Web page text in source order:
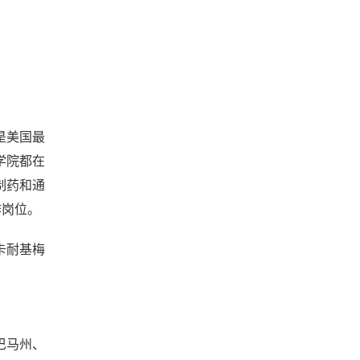
美国最
院都在
药和通
位。
耐基梅
州、